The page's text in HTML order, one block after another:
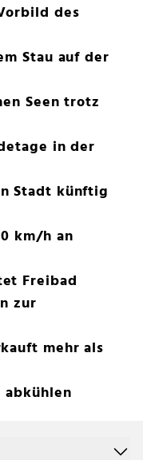
des
Stau auf der
Seen trotz
in der
Stadt künftig
km/h an
Freibad
zur
mehr als
abkühlen